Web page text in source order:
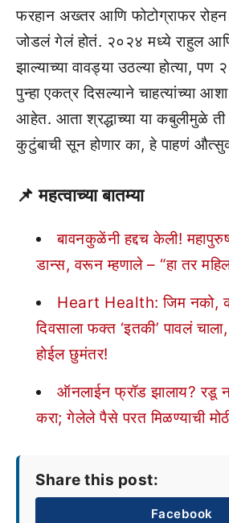
फरहान अख्तर आणि फोटोग्राफर रोहन
जोडलं गेलं होतं. २०२४ मध्ये राहुल
झाल्याच्या वावड्या उठल्या होत्या, पण
पुन्हा एकत्र दिसल्याने चाहत्यांच्या
आहेत. आता श्रद्धाच्या या कबुलीमुळे ती
कुटुंबाची सून होणार का, हे पाहणं
📌 महत्वाच्या बातम्या
बावनकुळेंनी हद्दच केली!
डान्स, वरून म्हणाले – “हा तर
Heart Health: जिम नको,
दिवसाला फक्त ‘इतकी’ पावलं
होईल छुमंतर!
ऑनलाईन फ्रॉड झालाय? रडू
करा; गेलेले पैसे परत मिळण्याची
Share this post:
Facebook